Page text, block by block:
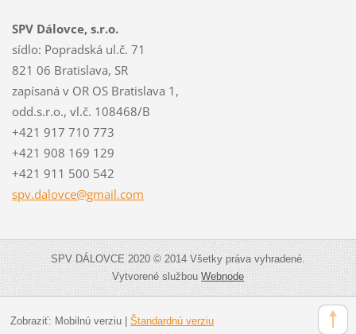
SPV Dálovce, s.r.o.
sídlo: Popradská ul.č. 71
821 06 Bratislava, SR
zapísaná v OR OS Bratislava 1,
odd.s.r.o., vl.č. 108468/B
+421 917 710 773
+421 908 169 129
+421 911 500 542
spv.dalovce@gmail.com
SPV DÁLOVCE 2020 © 2014 Všetky práva vyhradené.
Vytvorené službouWebnode
Zobraziť: Mobilnú verziu| Štandardnú verziu